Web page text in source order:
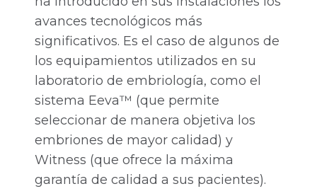
avances tecnológicos más
significativos. Es el caso de algunos de
los equipamientos utilizados en su
laboratorio de embriología, como el
sistema Eeva™ (que permite
seleccionar de manera objetiva los
embriones de mayor calidad) y
Witness (que ofrece la máxima
garantía de calidad a sus pacientes).